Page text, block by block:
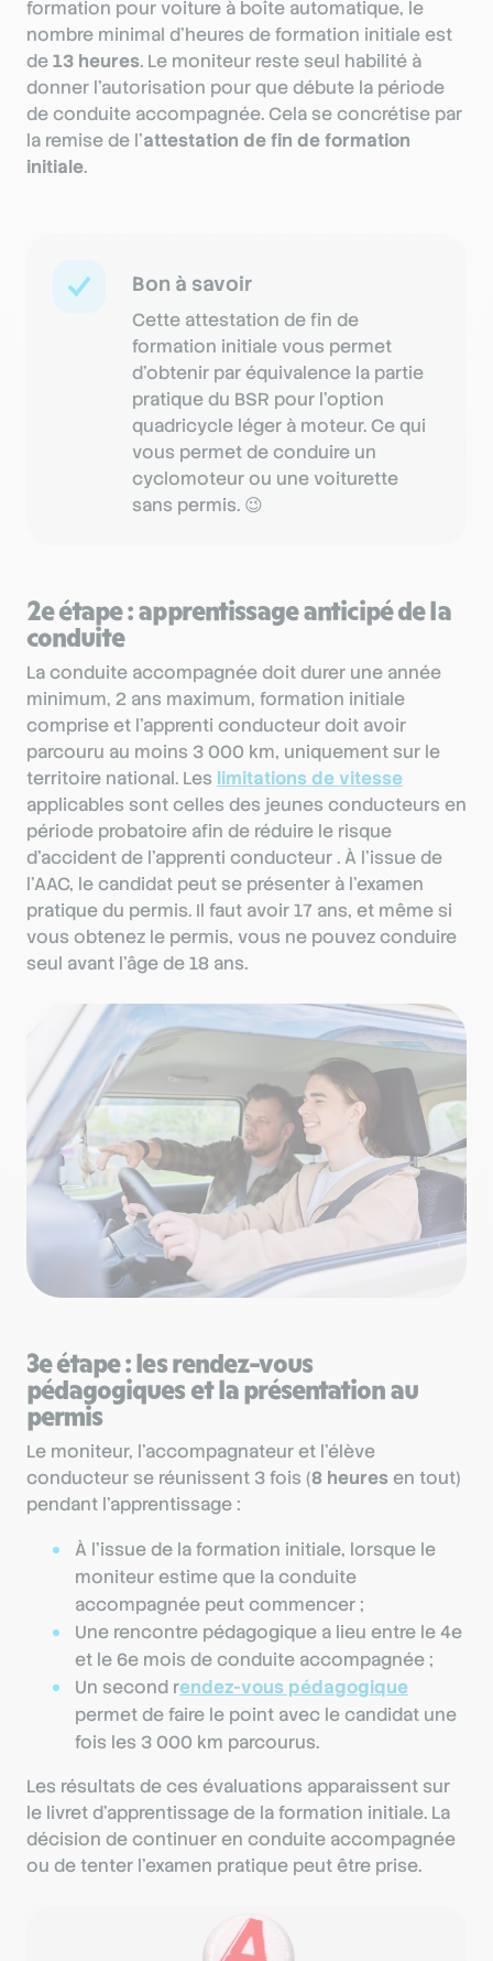
formation pour voiture à boîte automatique, le
nombre minimal d’heures de formation initiale est
de13 heures. Le moniteur reste seul habilité à
donner l’autorisation pour que débute la période
de conduite accompagnée. Cela se concrétise par
la remise de l’attestation de fin de formation
initiale.
Bon à savoir
Cette attestation de fin de
formation initiale vous permet
d'obtenir par équivalence la partie
pratique du BSR pour l'option
quadricycle léger à moteur. Ce qui
vous permet de conduire un
cyclomoteur ou une voiturette
sans permis. 😉
2e étape : apprentissage anticipé de la
conduite
La conduite accompagnée doit durer une année
minimum, 2 ans maximum, formation initiale
comprise et l’apprenti conducteur doit avoir
parcouru au moins 3 000 km, uniquement sur le
territoire national. Les limitations de vitesse
applicables sont celles des jeunes conducteurs en
période probatoire afin de réduire le risque
d’accident de l’apprenti conducteur . À l’issue de
l’AAC, le candidat peut se présenter à l’examen
pratique du permis. Il faut avoir 17 ans, et même si
vous obtenez le permis, vous ne pouvez conduire
seul avant l’âge de 18 ans.
3e étape : les rendez-vous
pédagogiques et la présentation au
permis
Le moniteur, l’accompagnateur et l’élève
conducteur se réunissent 3 fois (8 heuresen tout)
pendant l’apprentissage :
À l’issue de la formation initiale, lorsque le
moniteur estime que la conduite
accompagnée peut commencer ;
Une rencontre pédagogique a lieu entre le 4e
et le 6e mois de conduite accompagnée ;
Un second rendez-vous pédagogique
permet de faire le point avec le candidat une
fois les 3 000 km parcourus.
Les résultats de ces évaluations apparaissent sur
le livret d’apprentissage de la formation initiale. La
décision de continuer en conduite accompagnée
ou de tenter l’examen pratique peut être prise.